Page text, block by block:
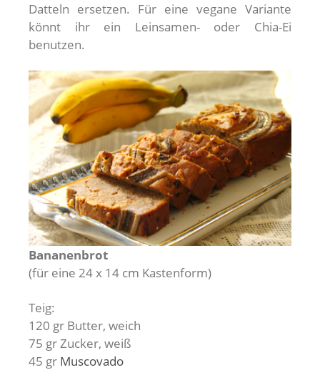
Datteln ersetzen. Für eine vegane Variante
könnt ihr ein Leinsamen- oder Chia-Ei
benutzen.
Bananenbrot
(für eine 24 x 14 cm Kastenform)
Teig:
120 gr Butter, weich
75 gr Zucker, weiß
45 gr Muscovado